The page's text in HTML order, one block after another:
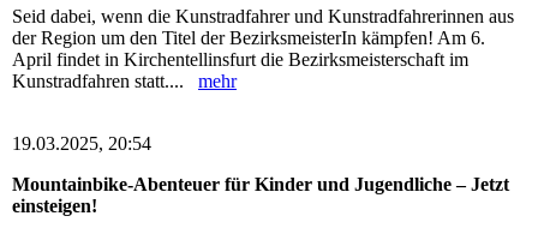
Seid dabei, wenn die Kunstradfahrer und Kunstradfahrerinnen aus
der Region um den Titel der BezirksmeisterIn kämpfen! Am 6.
April findet in Kirchentellinsfurt die Bezirksmeisterschaft im
Kunstradfahren statt.... mehr
19.03.2025, 20:54
Mountainbike-Abenteuer für Kinder und Jugendliche – Jetzt
einsteigen!